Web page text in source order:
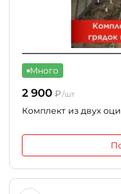
Много
2 900 ₽/шт
Комплект из двух